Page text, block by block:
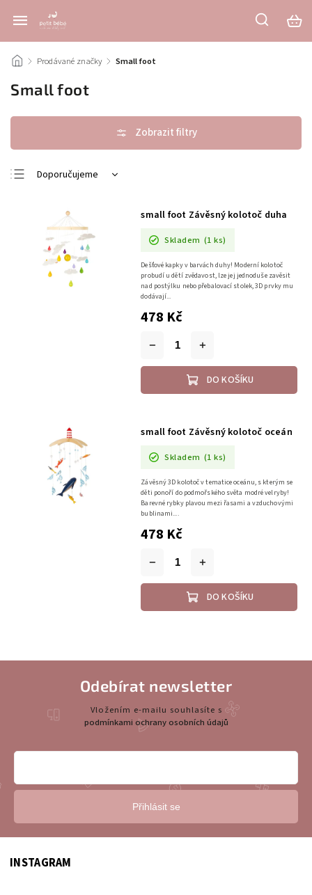
/ Prodávané značky / Small foot
Small foot
Doporučujeme
Nejdražší
Nejprodávanější
Abecedně
small foot Závěsný kolotoč duha
Skladem (1 ks)
478 Kč
DO KOŠÍKU
Dešťové kapky v barvách duhy! Moderní kolotoč
probudí u dětí zvědavost, lze jej jednoduše zavěsit
nad postýlku nebo přebalovací stolek, 3D prvky mu
dodávají...
small foot Závěsný kolotoč oceán
Skladem (1 ks)
478 Kč
DO KOŠÍKU
Závěsný 3D kolotoč v tematice oceánu, s kterým se
děti ponoří do podmořského světa modré velryby!
Barevné rybky plavou mezi řasami a vzduchovými
bublinami....
INSTAGRAM
Odebírat newsletter
Vložením e-mailu souhlasíte s
podmínkami ochrany osobních údajů
Přihlásit se